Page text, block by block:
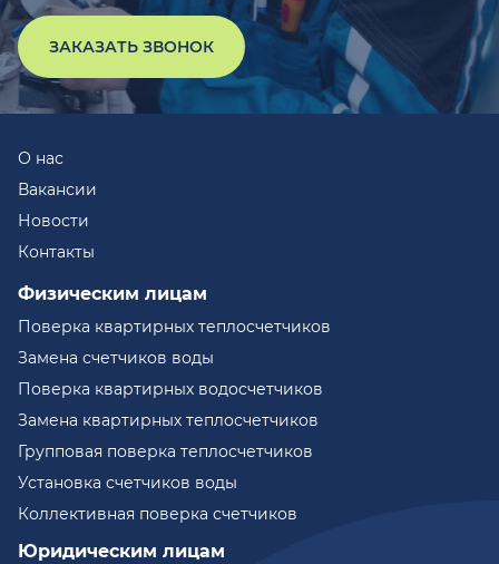
ЗАКАЗАТЬ ЗВОНОК
О нас
Вакансии
Новости
Контакты
Физическим лицам
Поверка квартирных теплосчетчиков
Замена счетчиков воды
Поверка квартирных водосчетчиков
Замена квартирных теплосчетчиков
Групповая поверка теплосчетчиков
Установка счетчиков воды
Коллективная поверка счетчиков
Юридическим лицам